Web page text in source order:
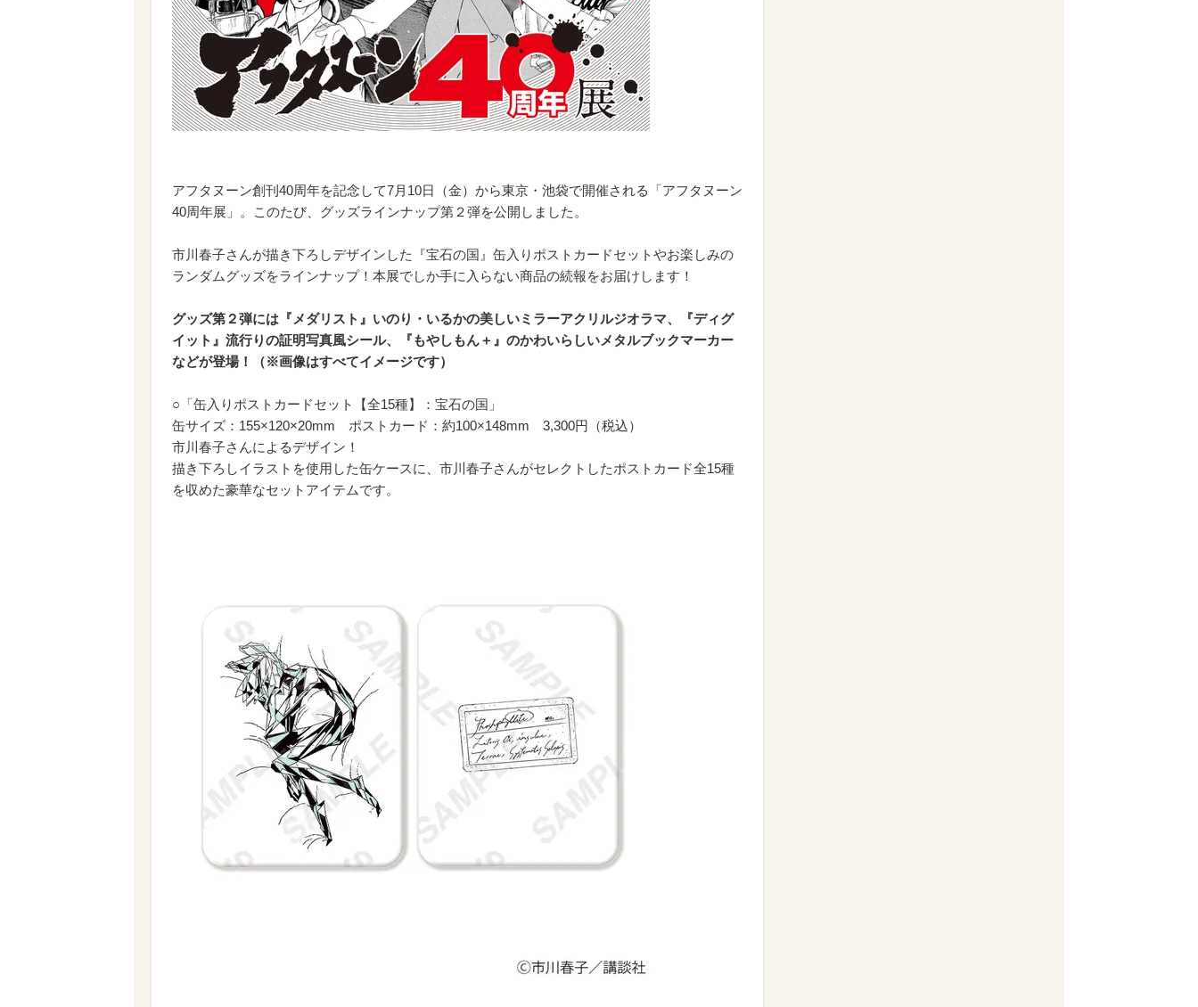
アフタヌーン創刊40周年を記念して7月10日（金）から東京・池袋で開催される「アフタヌーン
40周年展」。このたび、グッズラインナップ第２弾を公開しました。
市川春子さんが描き下ろしデザインした『宝石の国』缶入りポストカードセットやお楽しみの
ランダムグッズをラインナップ！本展でしか手に入らない商品の続報をお届けします！
グッズ第２弾には『メダリスト』いのり・いるかの美しいミラーアクリルジオラマ、『ディグ
イット』流行りの証明写真風シール、『もやしもん＋』のかわいらしいメタルブックマーカー
などが登場！（※画像はすべてイメージです）
○「缶入りポストカードセット【全15種】：宝石の国」
缶サイズ：155×120×20mm ポストカード：約100×148mm 3,300円（税込）
市川春子さんによるデザイン！
描き下ろしイラストを使用した缶ケースに、市川春子さんがセレクトしたポストカード全15種
を収めた豪華なセットアイテムです。